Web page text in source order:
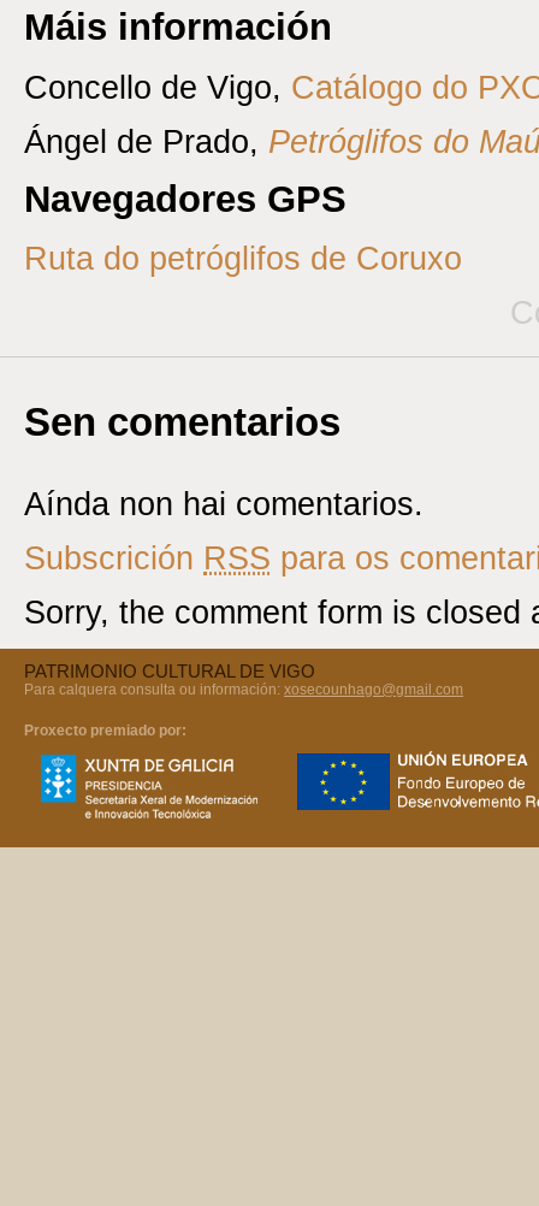
Máis información
Concello de Vigo, Catálogo do
Ángel de Prado, Petróglifos do
Navegadores GPS
Ruta do petróglifos de Coruxo
Sen comentarios
Aínda non hai comentarios.
Subscrición RSS para os
Sorry, the comment form is closed
PATRIMONIO CULTURAL DE VIGO
Para calquera consulta ou información: xosecounhago@gmail.com
Proxecto premiado por: